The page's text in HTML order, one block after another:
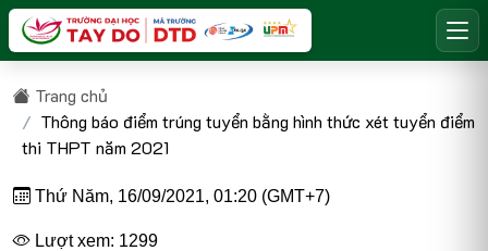
Trang chủ
Thông báo điểm trúng tuyển bằng hình thức xét tuyển điểm
thi THPT năm 2021
Thứ Năm, 16/09/2021, 01:20 (GMT+7)
Lượt xem: 1299